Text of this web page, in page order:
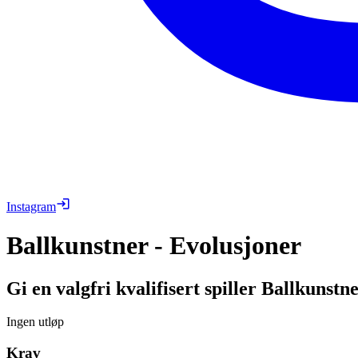
Instagram
Ballkunstner - Evolusjoner
Gi en valgfri kvalifisert spiller
Ingen utløp
Krav